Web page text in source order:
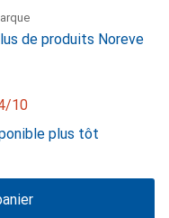
de produits Noreve
10
plus tôt